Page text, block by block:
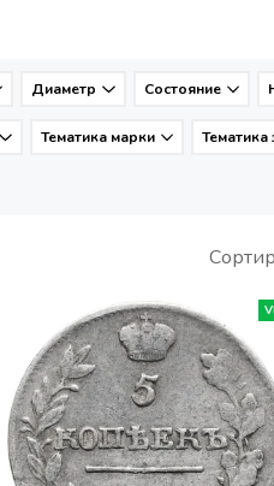
Диаметр Состояние
Тематика марки Тематика